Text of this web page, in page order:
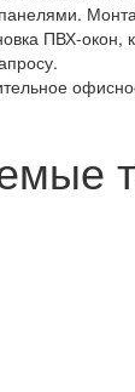
ПВХ-окон,